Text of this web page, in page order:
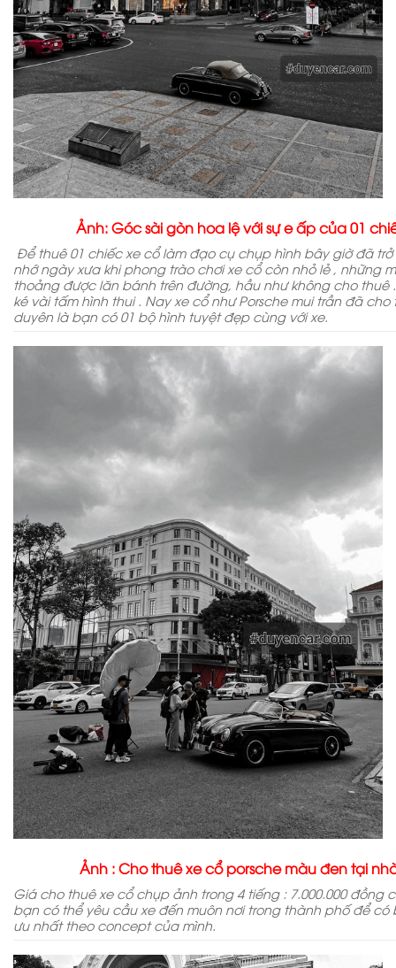
Ảnh: Góc sài gòn hoa lệ với sự e ấp của 01
Để thuê 01 chiếc xe cổ làm đạo cụ chụp hình bây giờ đã
nhớ ngày xưa khi phong trào chơi xe cổ còn nhỏ lẻ , những
thoảng được lăn bánh trên đường, hầu như không cho thuê
ké vài tấm hình thui . Nay xe cổ như Porsche mui trần đã
duyên là bạn có 01 bộ hình tuyệt đẹp cùng với xe.
Ảnh : Cho thuê xe cổ porsche màu đen tại
Giá cho thuê xe cổ chụp ảnh trong 4 tiếng : 7.000.000 đồng
bạn có thể yêu cầu xe đến muôn nơi trong thành phố để có
ưu nhất theo concept của mình.